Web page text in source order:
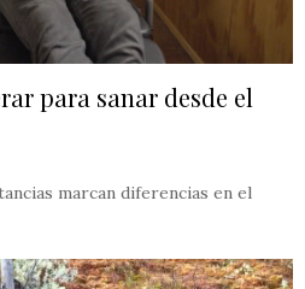
para sanar desde el
marcan diferencias en el